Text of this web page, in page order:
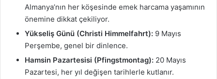
Almanya’nın her köşesinde emek harcama yaşamının
önemine dikkat çekiliyor.
Yükseliş Günü (Christi Himmelfahrt): 9 Mayıs
Perşembe, genel bir dinlence.
Hamsin Pazartesisi (Pfingstmontag): 20 Mayıs
Pazartesi, her yıl değişen tarihlerle kutlanır.